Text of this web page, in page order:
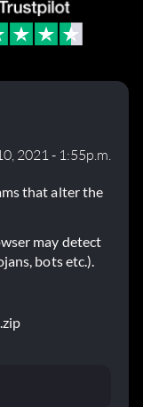
2021 - 1:55p.m.
that alter the
may detect
bots etc.).